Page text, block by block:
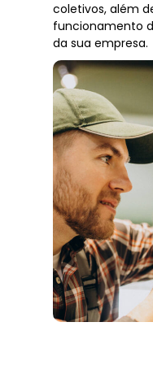
coletivos, além
funcionamento
da sua empresa.